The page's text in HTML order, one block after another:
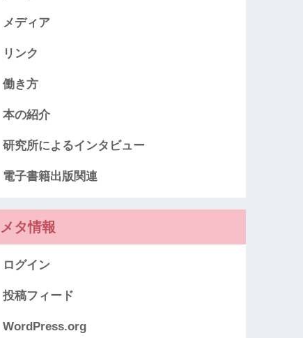
メディア
リンク
働き方
本の紹介
研究所によるインタビュー
電子書籍出版関連
メタ情報
ログイン
投稿フィード
WordPress.org